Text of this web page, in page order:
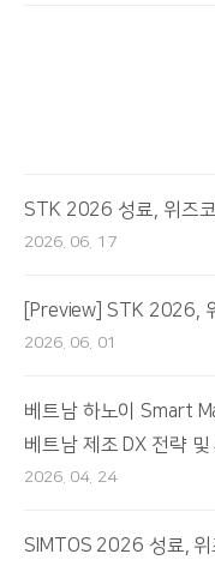
STK 2026 성료, 위즈
2026. 06. 17
[Preview] STK 2026,
2026. 06. 01
베트남 하노이 Smart
베트남 제조 DX 전략 및
2026. 04. 24
SIMTOS 2026 성료,